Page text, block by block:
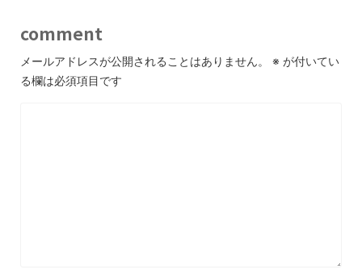
comment
メールアドレスが公開されることはありません。 ※ が付いてい
る欄は必須項目です